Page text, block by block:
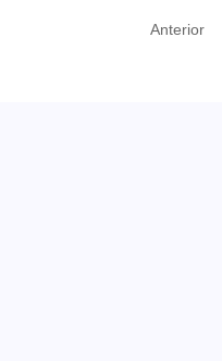
Anterior